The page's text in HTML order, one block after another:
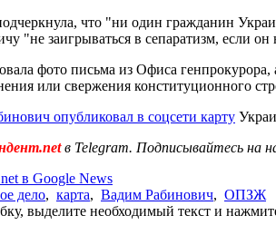
что "ни один гражданин
"не заигрываться в сепаратизм, если он
фото письма из Офиса
или свержения конституционного
опубликовал в соцсети карту
в Telegram. Подписывайтесь на
в Google News
дело, карта, Вадим Рабинович, ОПЗЖ
выделите необходимый текст и